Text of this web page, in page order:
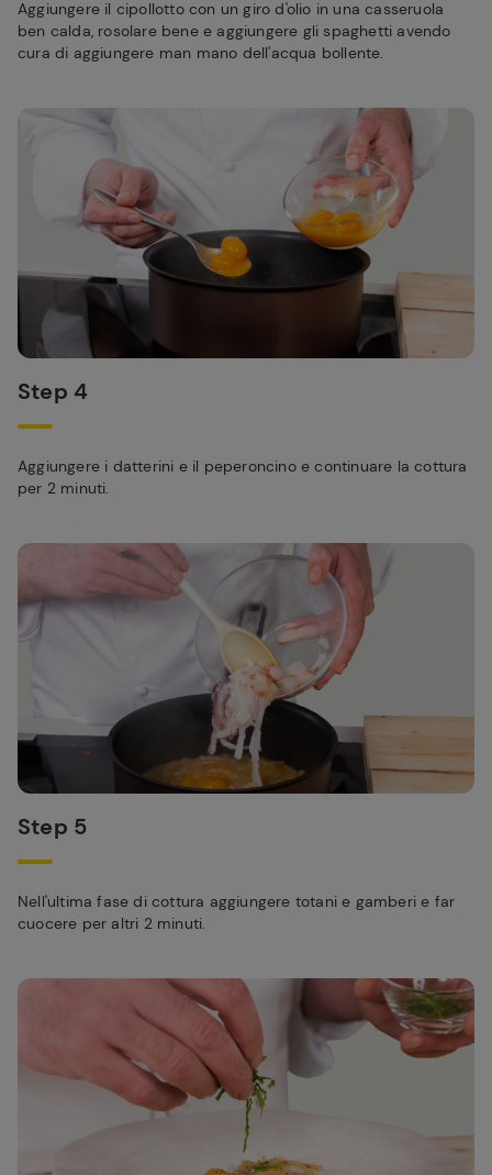
Aggiungere il cipollotto con un giro d'olio in una casseruola
ben calda, rosolare bene e aggiungere gli spaghetti avendo
cura di aggiungere man mano dell'acqua bollente.
Step 4
Aggiungere i datterini e il peperoncino e continuare la cottura
per 2 minuti.
Step 5
Nell'ultima fase di cottura aggiungere totani e gamberi e far
cuocere per altri 2 minuti.